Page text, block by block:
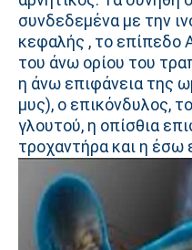
συνδεδεμένα με την
κεφαλής , το επίπεδο
του άνω ορίου του
η άνω επιφάνεια της
μυς), ο επικόνδυλος,
γλουτού, η οπίσθια
τροχαντήρα και η έσω